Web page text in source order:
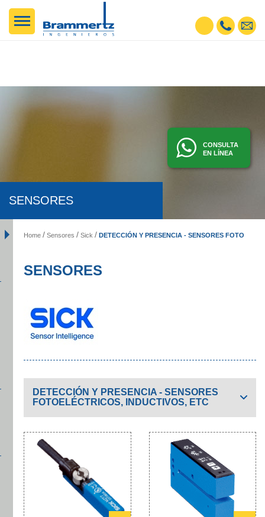
CONSULTA
EN LÍNEA
SENSORES
Home Sensores Sick DETECCIÓN Y PRESENCIA - SENSORES FOTOELÉCTRICOS, INDUCTIVOS, ETC
SENSORES
DETECCIÓN Y PRESENCIA - SENSORES
FOTOELÉCTRICOS, INDUCTIVOS, ETC